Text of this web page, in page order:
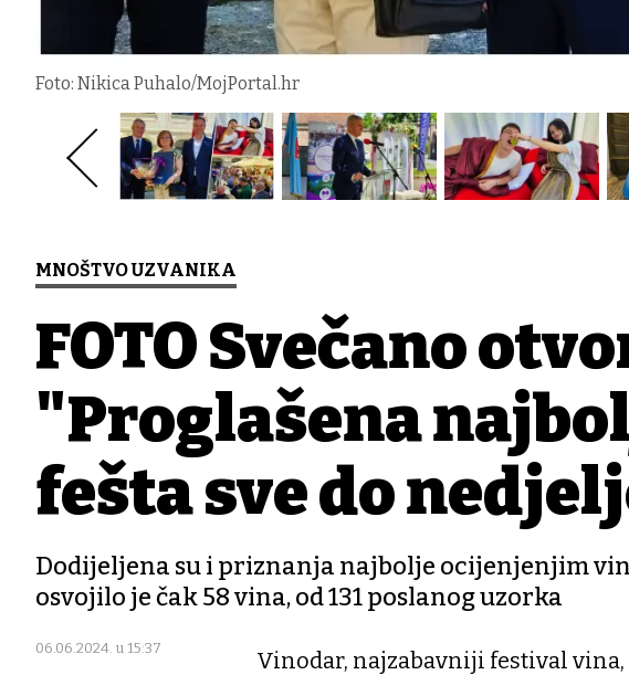
Foto: Nikica Puhalo/MojPortal.hr
MNOŠTVO UZVANIKA
FOTO Svečano
"Proglašena
fešta sve do
Dodijeljena su i priznanja najbolje ocijenjenjim
osvojilo je čak 58 vina, od 131 poslanog uzorka
06.06.2024. u 15:37
Vinodar, najzabavniji festival